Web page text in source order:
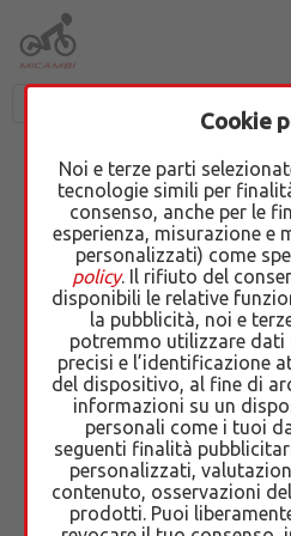
Cookie
Noi e terze parti
tecnologie simili per
consenso, anche per le
esperienza, misurazione e
personalizzati) come
policy. Il rifiuto del
disponibili le relative
la pubblicità, noi e
potremmo utilizzare dati
precisi e l’identificazione
del dispositivo, al fine di
informazioni su un
personali come i tuoi
seguenti finalità
personalizzati,
contenuto, osservazioni
prodotti. Puoi
VALUTIAMO
DI MOTO O
USATI E
Se desideri
tuo scooter,
appuntamento
tua